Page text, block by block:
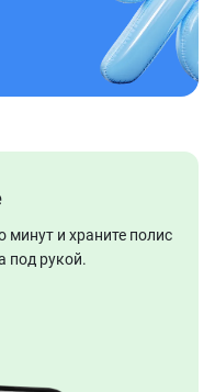
и храните полис
под рукой.